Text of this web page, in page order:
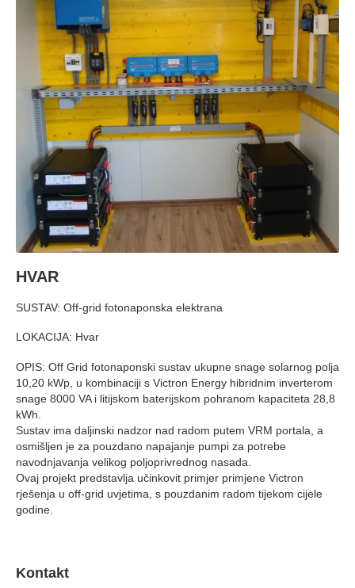
HVAR
SUSTAV: Off-grid fotonaponska elektrana
LOKACIJA: Hvar
OPIS: Off Grid fotonaponski sustav ukupne snage solarnog polja
10,20 kWp, u kombinaciji s Victron Energy hibridnim inverterom
snage 8000 VA i litijskom baterijskom pohranom kapaciteta 28,8
kWh.
Sustav ima daljinski nadzor nad radom putem VRM portala, a
osmišljen je za pouzdano napajanje pumpi za potrebe
navodnjavanja velikog poljoprivrednog nasada.
Ovaj projekt predstavlja učinkovit primjer primjene Victron
rješenja u off-grid uvjetima, s pouzdanim radom tijekom cijele
godine.
Kontakt